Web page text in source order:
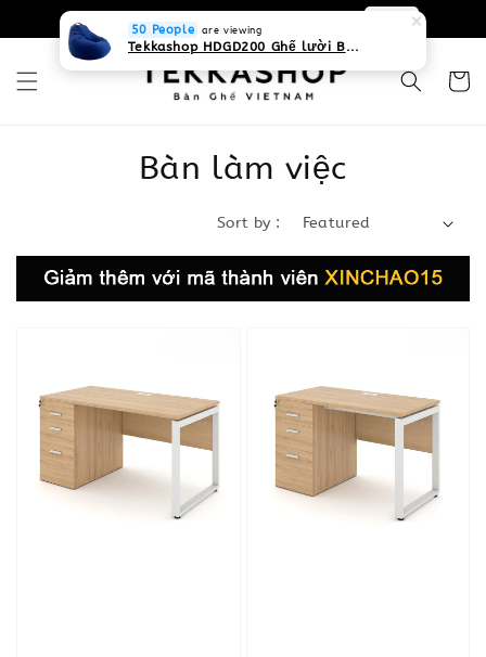
0931268840 Liên hệ với chúng tôi
Bàn làm việc
Sort by :
50 People are viewing
Tekkashop HDGD200 Ghế lười Beanbag form truyền thống, chất liệu Olefin canvas kháng nước, màu xanh biển, có thể sử dụng trong nhà và cả ngoài trời, có quai xách